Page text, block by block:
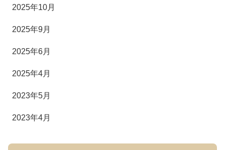
2025年10月
2025年9月
2025年6月
2025年4月
2023年5月
2023年4月